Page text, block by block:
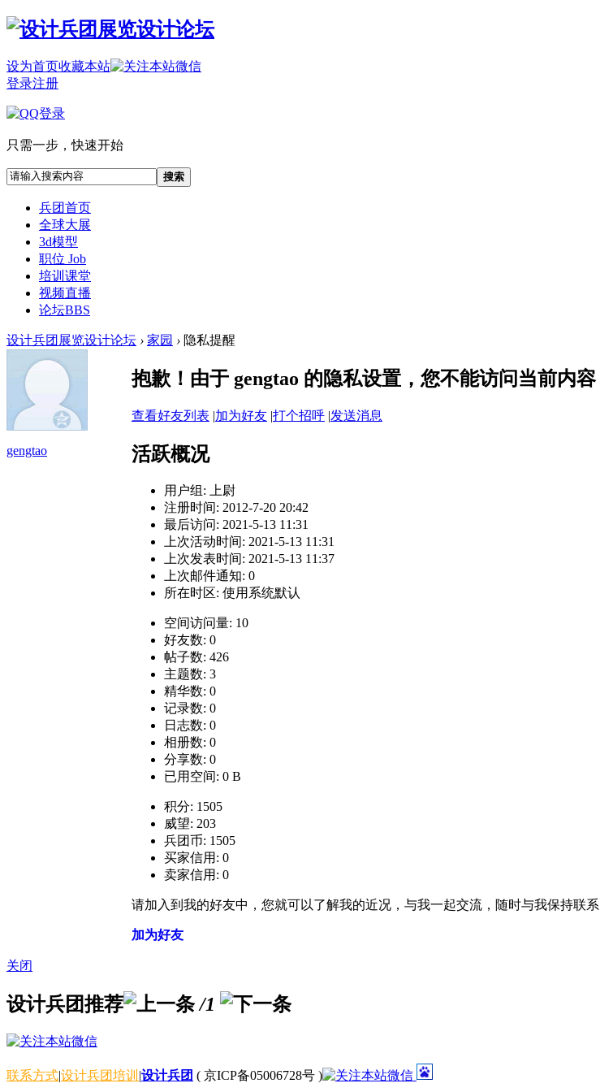
设为首页收藏本站
登录注册
只需一步，快速开始
搜索
兵团首页
全球大展
3d模型
职位 Job
培训课堂
视频直播
论坛BBS
设计兵团展览设计论坛 › 家园 › 隐私提醒
gengtao
抱歉！由于 gengtao 的隐私设置，您不能访问当前内容
查看好友列表 |加为好友 |打个招呼 |发送消息
活跃概况
用户组: 上尉
注册时间: 2012-7-20 20:42
最后访问: 2021-5-13 11:31
上次活动时间: 2021-5-13 11:31
上次发表时间: 2021-5-13 11:37
上次邮件通知: 0
所在时区: 使用系统默认
空间访问量: 10
好友数: 0
帖子数: 426
主题数: 3
精华数: 0
记录数: 0
日志数: 0
相册数: 0
分享数: 0
已用空间: 0 B
积分: 1505
威望: 203
兵团币: 1505
买家信用: 0
卖家信用: 0
请加入到我的好友中，您就可以了解我的近况，与我一起交流，随时与我保持联系
加为好友
关闭
设计兵团推荐 /1
联系方式|设计兵团培训 |设计兵团 ( 京ICP备05006728号 )